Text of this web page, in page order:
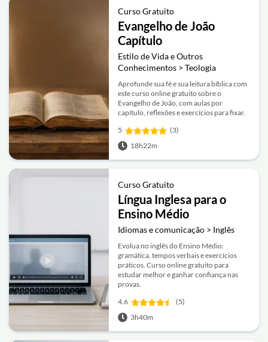
Curso Gratuito
Evangelho de João
Capítulo
Estilo de Vida e Outros
Conhecimentos > Teologia
Aprofunde sua fé e sua leitura bíblica com
este curso online gratuito sobre o
Evangelho de João, com aulas por
capítulo, reflexões e exercícios para fixar.
5
(3)
18h22m
Curso Gratuito
Língua Inglesa para o
Ensino Médio
Idiomas e comunicação > Inglês
Evolua no inglês do Ensino Médio:
gramática, tempos verbais e exercícios
práticos. Curso online gratuito para
estudar melhor e ganhar confiança nas
provas.
4.6
(5)
3h40m